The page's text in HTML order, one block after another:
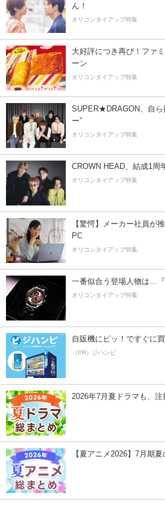
ん！
オリコンタイアップ特集
大好評につき再び！ファ
ーン
オリコンタイアップ特集
SUPER★DRAGON、自ら
ー”
オリコンタイアップ特集
CROWN HEAD、結成1周
オリコンタイアップ特集
【驚愕】メーカー社員が
PC
オリコンタイアップ特集
一番似合う登場人物は…
オリコンタイアップ特集
自販機にピッ！ですぐに
（PR）ジハンピ
2026年7月夏ドラマも、
【夏アニメ2026】7月期